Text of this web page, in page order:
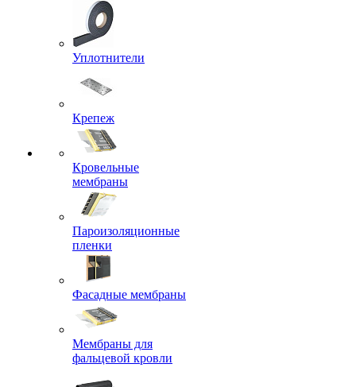
Уплотнители
Крепеж
Кровельные
мембраны
Пароизоляционные
пленки
Фасадные мембраны
Мембраны для
фальцевой кровли